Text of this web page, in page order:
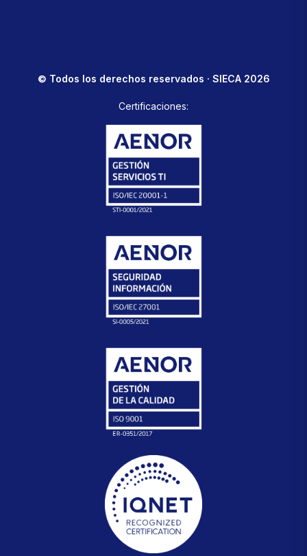
© Todos los derechos reservados · SIECA 2026
Certificaciones: